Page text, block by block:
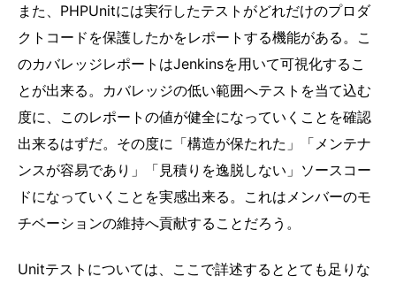
また、PHPUnitには実行したテストがどれだけのプロダ
クトコードを保護したかをレポートする機能がある。こ
のカバレッジレポートはJenkinsを用いて可視化するこ
とが出来る。カバレッジの低い範囲へテストを当て込む
度に、このレポートの値が健全になっていくことを確認
出来るはずだ。その度に「構造が保たれた」「メンテナ
ンスが容易であり」「見積りを逸脱しない」ソースコー
ドになっていくことを実感出来る。これはメンバーのモ
チベーションの維持へ貢献することだろう。
Unitテストについては、ここで詳述するととても足りな